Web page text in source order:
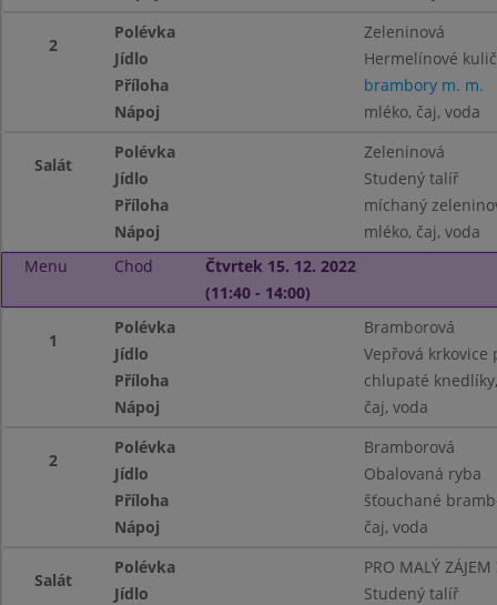
2
Polévka
Zeleninová
Jídlo
Hermelínové
Příloha
brambory m. m.
Nápoj
mléko, čaj, voda
Salát
Polévka
Zeleninová
Jídlo
Studený talíř
Příloha
míchaný
Nápoj
mléko, čaj, voda
Menu
Chod
Čtvrtek 15. 12. 2022
(11:40 - 14:00)
1
Polévka
Bramborová
Jídlo
Vepřová krkovice
Příloha
chlupaté
Nápoj
čaj, voda
2
Polévka
Bramborová
Jídlo
Obalovaná ryba
Příloha
šťouchané
Nápoj
čaj, voda
Salát
Polévka
PRO MALÝ
Jídlo
Studený talíř